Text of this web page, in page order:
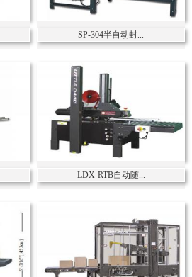
SP-304半自动封...
LDX-RTB自动随...